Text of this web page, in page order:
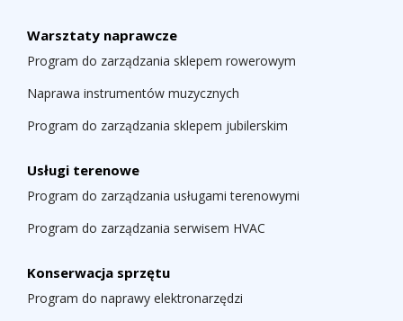
Warsztaty naprawcze
Program do zarządzania sklepem rowerowym
Naprawa instrumentów muzycznych
Program do zarządzania sklepem jubilerskim
Usługi terenowe
Program do zarządzania usługami terenowymi
Program do zarządzania serwisem HVAC
Konserwacja sprzętu
Program do naprawy elektronarzędzi